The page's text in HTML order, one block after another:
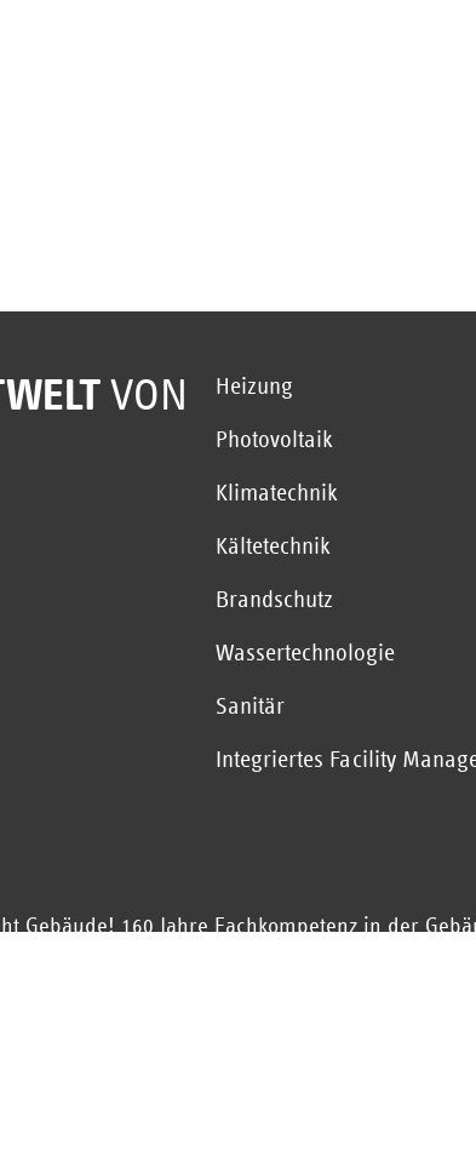
VON
Heizung
Photovoltaik
Klimatechnik
Kältetechnik
Brandschutz
Wassertechnologie
Sanitär
Integriertes Facility
Gebäude! 160 Jahre Fachkompetenz in der